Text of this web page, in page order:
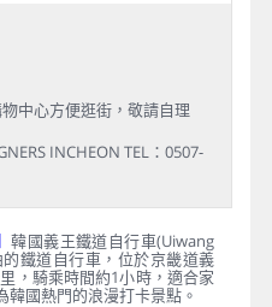
物中心方便逛街，敬請自理
INCHEON TEL：0507-
韓國義王鐵道自行車(Uiwang
鐵道自行車，位於京畿道義
，騎乘時間約1小時，適合家
國熱門的浪漫打卡景點。